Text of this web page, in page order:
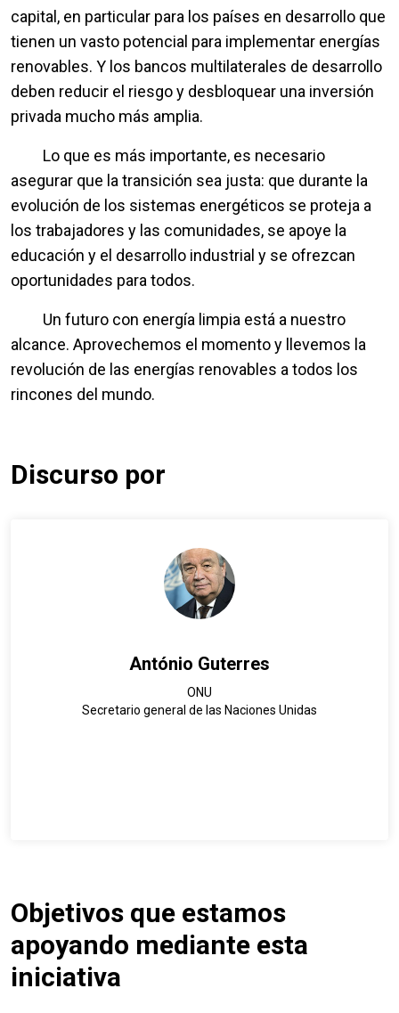
capital, en particular para los países en desarrollo que
tienen un vasto potencial para implementar energías
renovables. Y los bancos multilaterales de desarrollo
deben reducir el riesgo y desbloquear una inversión
privada mucho más amplia.
Lo que es más importante, es necesario
asegurar que la transición sea justa: que durante la
evolución de los sistemas energéticos se proteja a
los trabajadores y las comunidades, se apoye la
educación y el desarrollo industrial y se ofrezcan
oportunidades para todos.
Un futuro con energía limpia está a nuestro
alcance. Aprovechemos el momento y llevemos la
revolución de las energías renovables a todos los
rincones del mundo.
Discurso por
António Guterres
ONU
Secretario general de las Naciones Unidas
Objetivos que estamos
apoyando mediante esta
iniciativa